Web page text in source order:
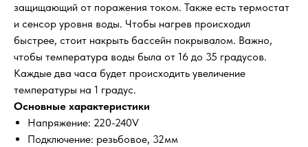
защищающий от поражения током. Также есть термостат
и сенсор уровня воды. Чтобы нагрев происходил
быстрее, стоит накрыть бассейн покрывалом. Важно,
чтобы температура воды была от 16 до 35 градусов.
Каждые два часа будет происходить увеличение
температуры на 1 градус.
Основные характеристики
Напряжение: 220-240V
Подключение: резьбовое, 32мм